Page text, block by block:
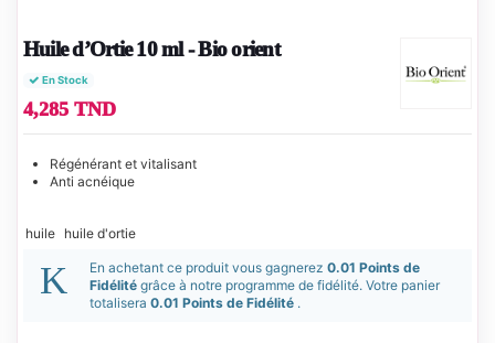
Huile d’Ortie 10 ml - Bio orient
En Stock
4,285 TND
Régénérant et vitalisant
Anti acnéique
huile huile d'ortie
En achetant ce produit vous gagnerez 0.01 Points de
Fidélité grâce à notre programme de fidélité. Votre panier
totalisera 0.01 Points de Fidélité .